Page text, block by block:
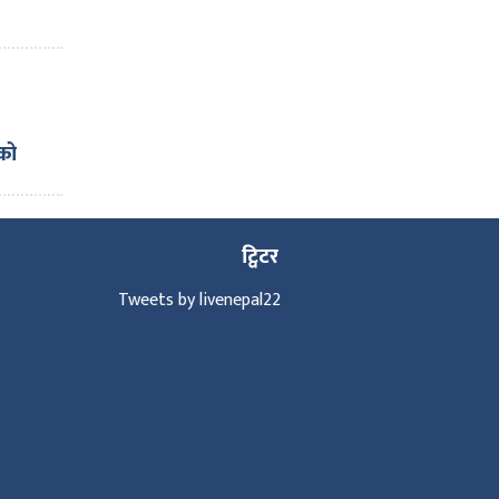
ट्विटर
Tweets by livenepal22